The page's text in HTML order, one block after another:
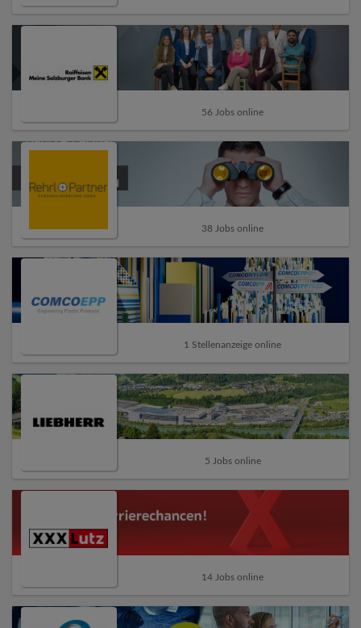
56 Jobs online
38 Jobs online
1 Stellenanzeige online
5 Jobs online
14 Jobs online